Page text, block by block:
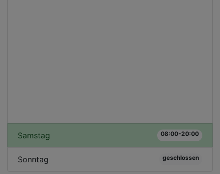
Samstag 08:00-20:00
Sonntag geschlossen